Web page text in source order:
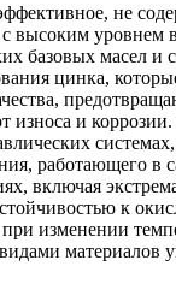
не
высоким уровнем
базовых масел и
цинка,
износа и
работающего в
включая
к
при изменении
материалов